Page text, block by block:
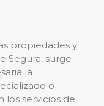
propiedades y
Segura, surge
la
o
servicios de